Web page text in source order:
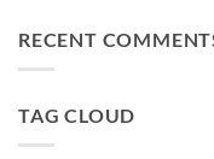
another
RECENT
TAG CLOUD